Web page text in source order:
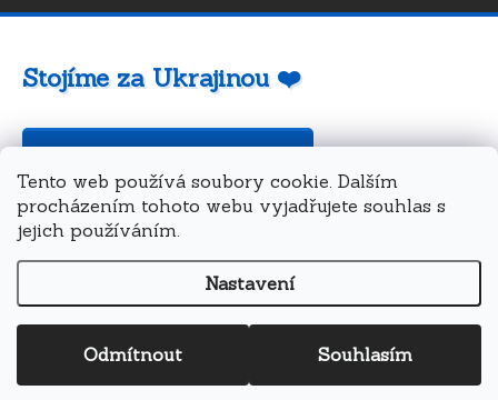
Tento web používá soubory cookie. Dalším
procházením tohoto webu vyjadřujete souhlas s
jejich používáním.
Nastavení
Odmítnout Souhlasím
Stojíme za Ukrajinou ❤️